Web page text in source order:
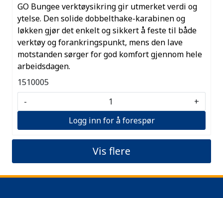
GO Bungee verktøysikring gir utmerket verdi og
ytelse. Den solide dobbelthake-karabinen og
løkken gjør det enkelt og sikkert å feste til både
verktøy og forankringspunkt, mens den lave
motstanden sørger for god komfort gjennom hele
arbeidsdagen.
1510005
-
+
Logg inn for å forespør
Vis flere